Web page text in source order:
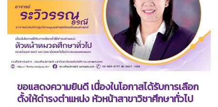
ขอแสดงความยินดี เนื่องในโอกาสได้รับการเลือก
ตั้งให้ดำรงตำแหน่ง หัวหน้าสาขาวิชาศึกษาทั่วไป